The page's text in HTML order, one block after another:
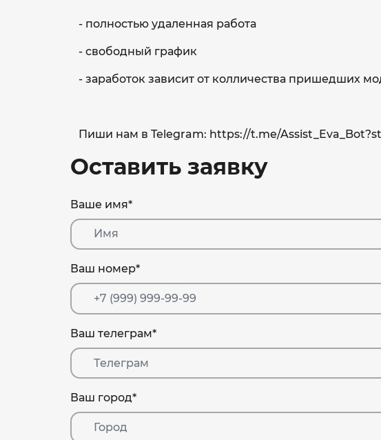
- полностью удаленная работа
- свободный график
- заработок зависит от колличества пришедших
Пиши нам в Telegram: https://t.me/
Оставить заявку
Ваше имя*
Ваш номер*
Ваш телеграм*
Ваш город*